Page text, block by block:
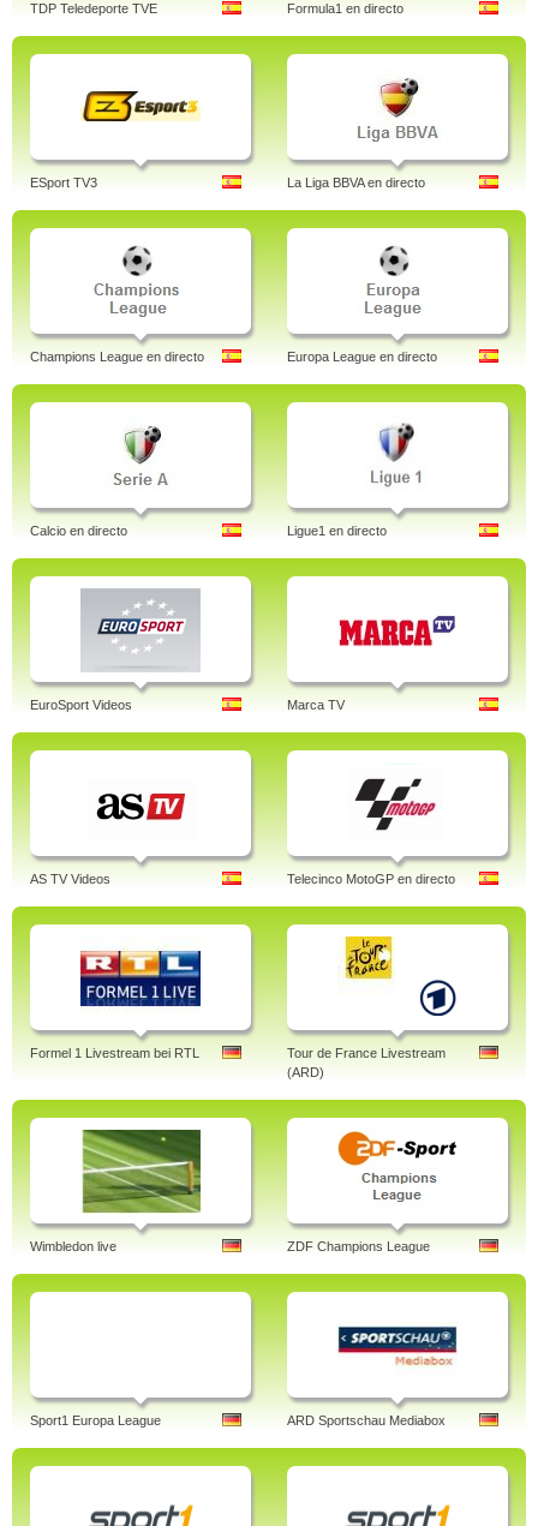
TDP Teledeporte TVE Formula1 en directo
ESport TV3 La Liga BBVA en directo
Champions League en directo Europa League en directo
Calcio en directo Ligue1 en directo
EuroSport Videos Marca TV
AS TV Videos Telecinco MotoGP en directo
Formel 1 Livestream bei RTL
Tour de France Livestream
(ARD)
Wimbledon live ZDF Champions League
Sport1 Europa League ARD Sportschau Mediabox